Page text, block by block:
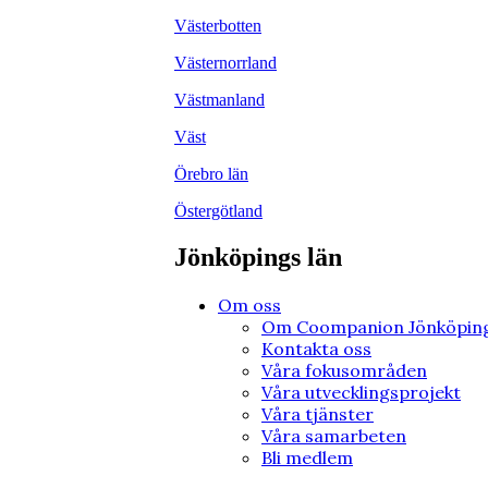
Västerbotten
Västernorrland
Västmanland
Väst
Örebro län
Östergötland
Jönköpings län
Om oss
Om Coompanion
Kontakta oss
Våra fokusområden
Våra utvecklingsprojekt
Våra tjänster
Våra samarbeten
Bli medlem